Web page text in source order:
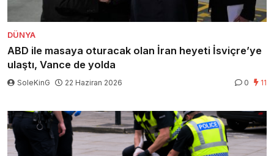
DÜNYA
ABD ile masaya oturacak olan İran heyeti İsviçre’ye
ulaştı, Vance de yolda
SoleKinG 22 Haziran 2026 0 11